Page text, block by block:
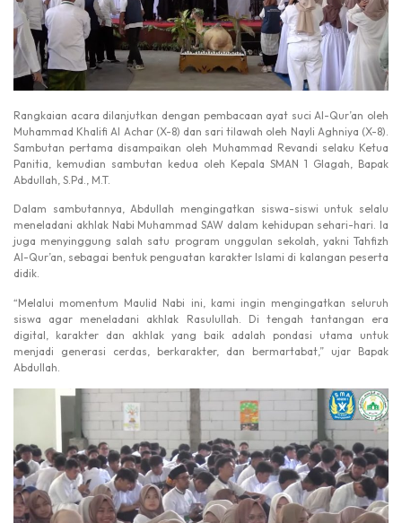
Rangkaian acara dilanjutkan dengan pembacaan ayat suci Al-Qur’an oleh
Muhammad Khalifi Al Achar (X-8) dan sari tilawah oleh Nayli Aghniya (X-8).
Sambutan pertama disampaikan oleh Muhammad Revandi selaku Ketua
Panitia, kemudian sambutan kedua oleh Kepala SMAN 1 Glagah, Bapak
Abdullah, S.Pd., M.T.
Dalam sambutannya, Abdullah mengingatkan siswa-siswi untuk selalu
meneladani akhlak Nabi Muhammad SAW dalam kehidupan sehari-hari. Ia
juga menyinggung salah satu program unggulan sekolah, yakni Tahfizh
Al-Qur’an, sebagai bentuk penguatan karakter Islami di kalangan peserta
didik.
“Melalui momentum Maulid Nabi ini, kami ingin mengingatkan seluruh
siswa agar meneladani akhlak Rasulullah. Di tengah tantangan era
digital, karakter dan akhlak yang baik adalah pondasi utama untuk
menjadi generasi cerdas, berkarakter, dan bermartabat,” ujar Bapak
Abdullah.